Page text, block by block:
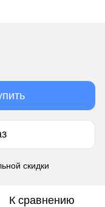
скидки
К сравнению